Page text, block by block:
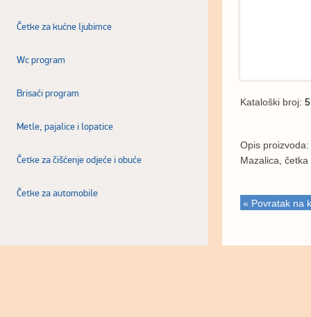
Četke za kućne ljubimce
Wc program
Brisaći program
Metle, pajalice i lopatice
Četke za čišćenje odjeće i obuće
Četke za automobile
Kataloški broj: 5
Opis proizvoda:
Mazalica,
« Povratak na